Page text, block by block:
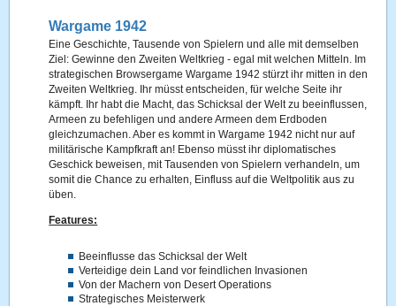
Wargame 1942
Eine Geschichte, Tausende von Spielern und alle mit demselben
Ziel: Gewinne den Zweiten Weltkrieg - egal mit welchen Mitteln. Im
strategischen Browsergame Wargame 1942 stürzt ihr mitten in den
Zweiten Weltkrieg. Ihr müsst entscheiden, für welche Seite ihr
kämpft. Ihr habt die Macht, das Schicksal der Welt zu beeinflussen,
Armeen zu befehligen und andere Armeen dem Erdboden
gleichzumachen. Aber es kommt in Wargame 1942 nicht nur auf
militärische Kampfkraft an! Ebenso müsst ihr diplomatisches
Geschick beweisen, mit Tausenden von Spielern verhandeln, um
somit die Chance zu erhalten, Einfluss auf die Weltpolitik aus zu
üben.
Features:
Beeinflusse das Schicksal der Welt
Verteidige dein Land vor feindlichen Invasionen
Von der Machern von Desert Operations
Strategisches Meisterwerk